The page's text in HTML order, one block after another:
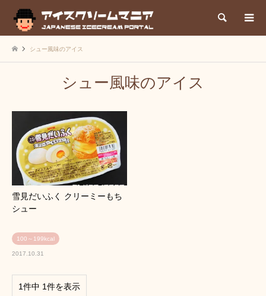
検索
シュー風味のアイス
シュー風味のアイス
雪見だいふく クリーミーもち
シュー
100～199kcal
2017.10.31
1件中 1件を表示